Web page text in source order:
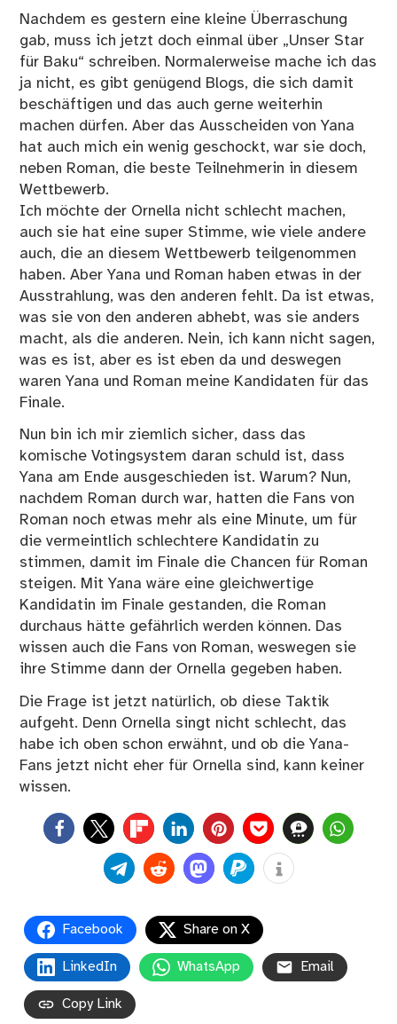
Nachdem es gestern eine kleine Überraschung
gab, muss ich jetzt doch einmal über „Unser Star
für Baku“ schreiben. Normalerweise mache ich das
ja nicht, es gibt genügend Blogs, die sich damit
beschäftigen und das auch gerne weiterhin
machen dürfen. Aber das Ausscheiden von Yana
hat auch mich ein wenig geschockt, war sie doch,
neben Roman, die beste Teilnehmerin in diesem
Wettbewerb.
Ich möchte der Ornella nicht schlecht machen,
auch sie hat eine super Stimme, wie viele andere
auch, die an diesem Wettbewerb teilgenommen
haben. Aber Yana und Roman haben etwas in der
Ausstrahlung, was den anderen fehlt. Da ist etwas,
was sie von den anderen abhebt, was sie anders
macht, als die anderen. Nein, ich kann nicht sagen,
was es ist, aber es ist eben da und deswegen
waren Yana und Roman meine Kandidaten für das
Finale.
Nun bin ich mir ziemlich sicher, dass das
komische Votingsystem daran schuld ist, dass
Yana am Ende ausgeschieden ist. Warum? Nun,
nachdem Roman durch war, hatten die Fans von
Roman noch etwas mehr als eine Minute, um für
die vermeintlich schlechtere Kandidatin zu
stimmen, damit im Finale die Chancen für Roman
steigen. Mit Yana wäre eine gleichwertige
Kandidatin im Finale gestanden, die Roman
durchaus hätte gefährlich werden können. Das
wissen auch die Fans von Roman, weswegen sie
ihre Stimme dann der Ornella gegeben haben.
Die Frage ist jetzt natürlich, ob diese Taktik
aufgeht. Denn Ornella singt nicht schlecht, das
habe ich oben schon erwähnt, und ob die Yana-
Fans jetzt nicht eher für Ornella sind, kann keiner
wissen.
0
Facebook Share on X
LinkedIn WhatsApp Email
Copy Link